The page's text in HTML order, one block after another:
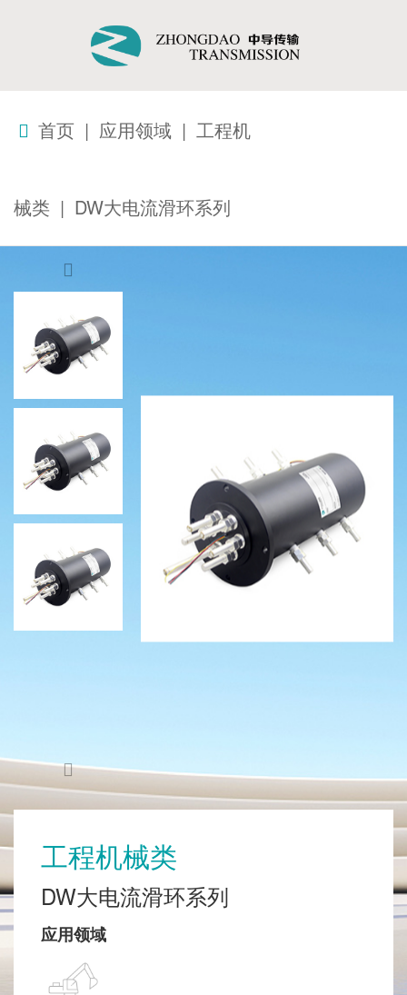
首页 | 应用领域 | 工程机
械类 | DW大电流滑环系列
工程机械类
DW大电流滑环系列
应用领域